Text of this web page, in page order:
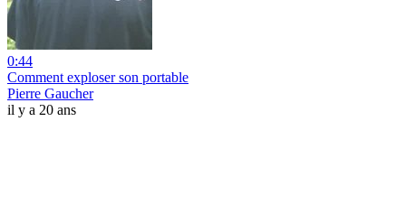
0:44
Comment exploser son portable
Pierre Gaucher
il y a 20 ans